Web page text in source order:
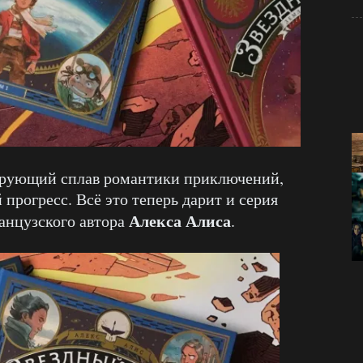
сплав романтики приключений,
Всё это теперь дарит и серия
автораАлекса Алиса.